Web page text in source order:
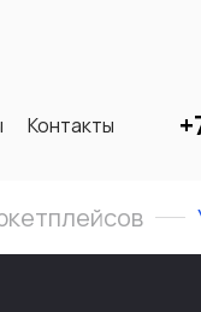
Контакты